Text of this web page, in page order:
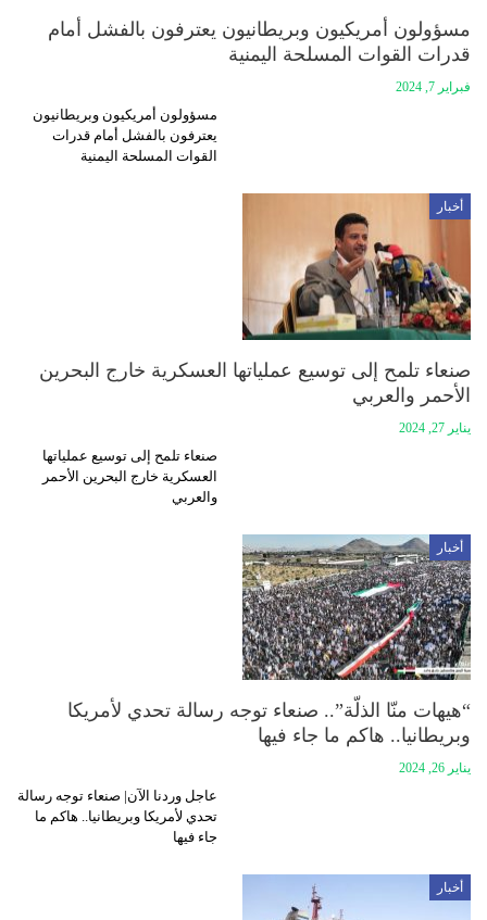
مسؤولون أمريكيون وبريطانيون يعترفون بالفشل أمام
قدرات القوات المسلحة اليمنية
فبراير 7, 2024
مسؤولون أمريكيون وبريطانيون
يعترفون بالفشل أمام قدرات
القوات المسلحة اليمنية
أخبار
صنعاء تلمح إلى توسيع عملياتها العسكرية خارج البحرين
الأحمر والعربي
يناير 27, 2024
صنعاء تلمح إلى توسيع عملياتها
العسكرية خارج البحرين الأحمر
والعربي
أخبار
“هيهات منّا الذلّة”.. صنعاء توجه رسالة تحدي لأمريكا
وبريطانيا.. هاكم ما جاء فيها
يناير 26, 2024
عاجل وردنا الآن| صنعاء توجه رسالة
تحدي لأمريكا وبريطانيا.. هاكم ما
جاء فيها
أخبار